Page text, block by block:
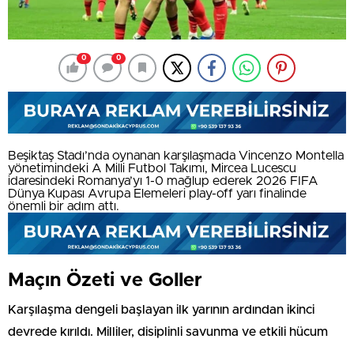
0 0
Beşiktaş Stadı’nda oynanan karşılaşmada Vincenzo Montella
yönetimindeki A Milli Futbol Takımı, Mircea Lucescu
idaresindeki Romanya’yı 1-0 mağlup ederek 2026 FIFA
Dünya Kupası Avrupa Elemeleri play-off yarı finalinde
önemli bir adım attı.
Maçın Özeti ve Goller
Karşılaşma dengeli başlayan ilk yarının ardından ikinci
devrede kırıldı. Milliler, disiplinli savunma ve etkili hücum